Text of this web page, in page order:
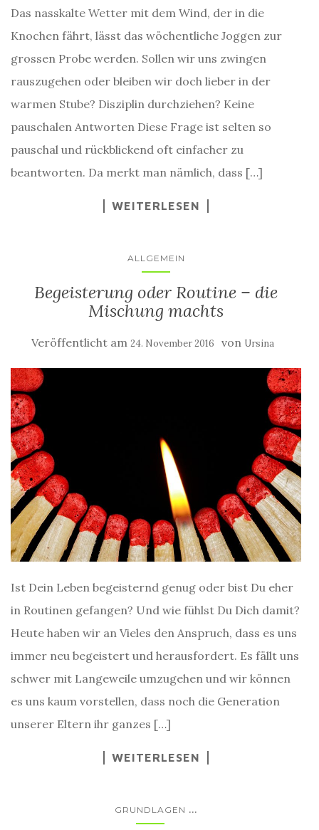
Das nasskalte Wetter mit dem Wind, der in die
Knochen fährt, lässt das wöchentliche Joggen zur
grossen Probe werden. Sollen wir uns zwingen
rauszugehen oder bleiben wir doch lieber in der
warmen Stube? Disziplin durchziehen? Keine
pauschalen Antworten Diese Frage ist selten so
pauschal und rückblickend oft einfacher zu
beantworten. Da merkt man nämlich, dass […]
WEITERLESEN
ALLGEMEIN
Begeisterung oder Routine – die
Mischung machts
Veröffentlicht am 24. November 2016 von Ursina
Ist Dein Leben begeisternd genug oder bist Du eher
in Routinen gefangen? Und wie fühlst Du Dich damit?
Heute haben wir an Vieles den Anspruch, dass es uns
immer neu begeistert und herausfordert. Es fällt uns
schwer mit Langeweile umzugehen und wir können
es uns kaum vorstellen, dass noch die Generation
unserer Eltern ihr ganzes […]
WEITERLESEN
GRUNDLAGEN ...